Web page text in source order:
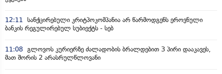
12:11
სანქცირებული კრიტპოკომპანია არ წარმოდგენს ეროვნული
ბანკის რეგულირებულ სუბიექტს - სებ
11:08 გლოვოს კურიერზე ძალადობის ბრალდებით 3 პირი დააკავეს,
მათ შორის 2 არასრულწლოვანი